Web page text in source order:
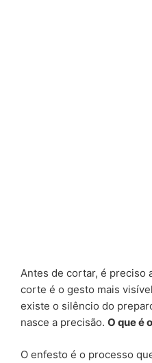
Antes de cortar, é preciso
corte é o gesto mais
existe o silêncio do
nasce a precisão. O que é
O enfesto é o processo